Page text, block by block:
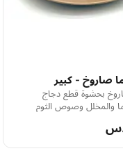
صاروخ - كبير
بحشوة قطع دجاج
والمخلل وصوص الثوم